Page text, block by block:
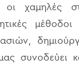
χαμηλές
συνοδεύει